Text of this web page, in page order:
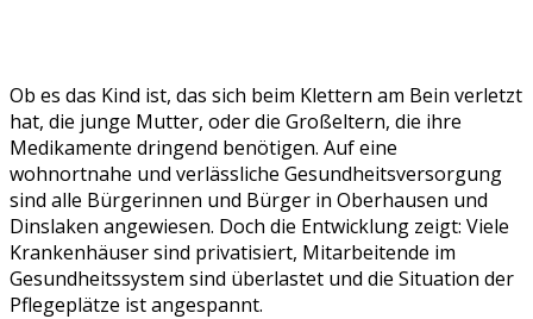
Ob es das Kind ist, das sich beim Klettern am Bein verletzt
hat, die junge Mutter, oder die Großeltern, die ihre
Medikamente dringend benötigen. Auf eine
wohnortnahe und verlässliche Gesundheitsversorgung
sind alle Bürgerinnen und Bürger in Oberhausen und
Dinslaken angewiesen. Doch die Entwicklung zeigt: Viele
Krankenhäuser sind privatisiert, Mitarbeitende im
Gesundheitssystem sind überlastet und die Situation der
Pflegeplätze ist angespannt.